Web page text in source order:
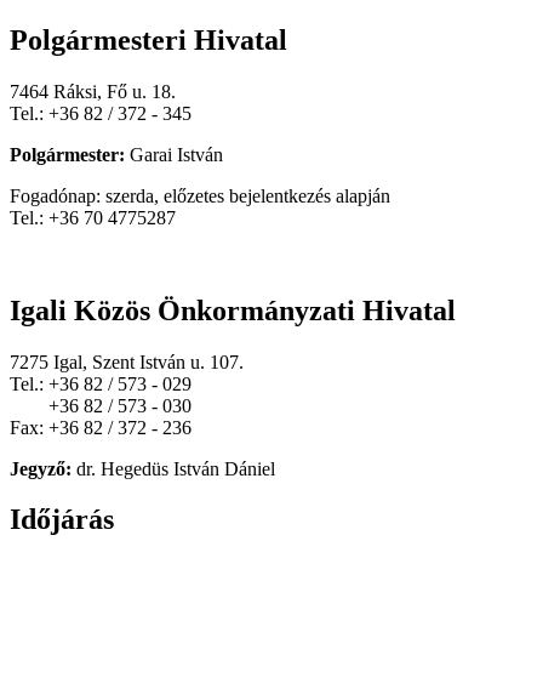
Polgármesteri Hivatal
7464 Ráksi, Fő u. 18.
Tel.: +36 82 / 372 - 345
Polgármester: Garai István
Fogadónap: szerda, előzetes bejelentkezés alapján
Tel.: +36 70 4775287
Igali Közös Önkormányzati Hivatal
7275 Igal, Szent István u. 107.
Tel.: +36 82 / 573 - 029
+36 82 / 573 - 030
Fax: +36 82 / 372 - 236
Jegyző: dr. Hegedüs István Dániel
Időjárás